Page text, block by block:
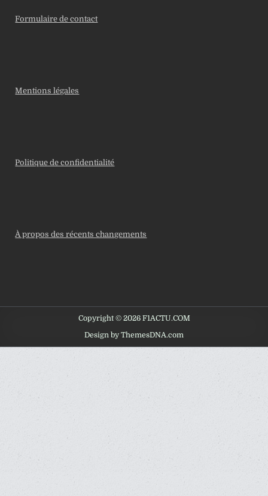
Formulaire de contact
Mentions légales
Politique de confidentialité
À propos des récents changements
Copyright © 2026 F1ACTU.COM
Design by ThemesDNA.com